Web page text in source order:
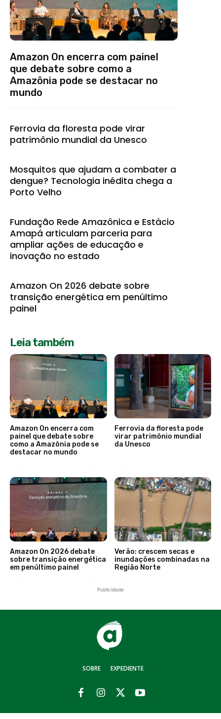
Amazon On encerra com painel
que debate sobre como a
Amazônia pode se destacar no
mundo
Ferrovia da floresta pode virar
patrimônio mundial da Unesco
Mosquitos que ajudam a combater a
dengue? Tecnologia inédita chega a
Porto Velho
Fundação Rede Amazônica e Estácio
Amapá articulam parceria para
ampliar ações de educação e
inovação no estado
Amazon On 2026 debate sobre
transição energética em penúltimo
painel
Leia também
Amazon On encerra com
painel que debate sobre
como a Amazônia pode se
destacar no mundo
Ferrovia da floresta pode
virar patrimônio mundial
da Unesco
Amazon On 2026 debate
sobre transição energética
em penúltimo painel
Verão: crescem secas e
inundações combinadas na
Região Norte
Publicidade
SOBRE EXPEDIENTE